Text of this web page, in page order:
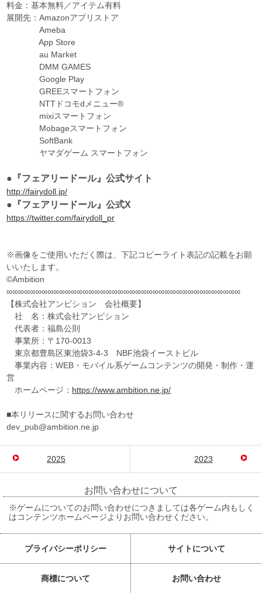
料金：基本無料／アイテム有料
展開先：Amazonアプリストア
Ameba
App Store
au Market
DMM GAMES
Google Play
GREEスマートフォン
NTTドコモdメニュー®
mixiスマートフォン
Mobageスマートフォン
SoftBank
ヤマダゲーム スマートフォン
●『フェアリードール』公式サイト
http://fairydoll.jp/
●『フェアリードール』公式X
https://twitter.com/fairydoll_pr
※画像をご使用いただく際は、下記コピーライト表記の記載をお願
いいたします。
©Ambition
∞∞∞∞∞∞∞∞∞∞∞∞∞∞∞∞∞∞∞∞∞∞∞∞∞∞∞∞∞∞∞∞∞∞∞∞∞∞∞∞
【株式会社アンビション 会社概要】
社 名：株式会社アンビション
代表者：福島公則
事業所：〒170-0013
東京都豊島区東池袋3-4-3 NBF池袋イーストビル
事業内容：WEB・モバイル系ゲームコンテンツの開発・制作・運
営
ホームページ： https://www.ambition.ne.jp/
■本リリースに関するお問い合わせ
dev_pub@ambition.ne.jp
2025 2023
お問い合わせについて
※ゲームについてのお問い合わせにつきましては各ゲーム内もしく
はコンテンツホームページよりお問い合わせください。
プライバシーポリシー サイトについて
商標について お問い合わせ